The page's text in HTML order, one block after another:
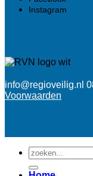
Instagram
info@regioveilig.nl
Voorwaarden
Zoeken
naar: